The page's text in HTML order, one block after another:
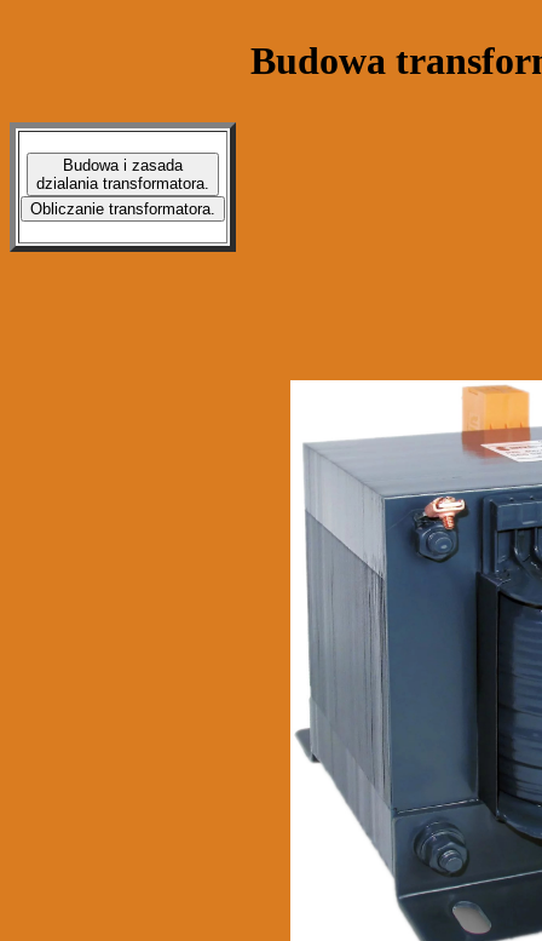
Budowa
Budowa i zasada
dzialania transformatora.
Obliczanie transformatora.